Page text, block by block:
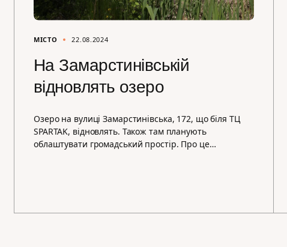
МІСТО 22.08.2024
На Замарстинівській
відновлять озеро
Озеро на вулиці Замарстинівська, 172, що біля ТЦ
SPARTAK, відновлять. Також там планують
облаштувати громадський простір. Про це…